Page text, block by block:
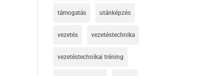
támogatás utánképzés
vezetés vezetéstechnika
vezetéstechnikai tréning